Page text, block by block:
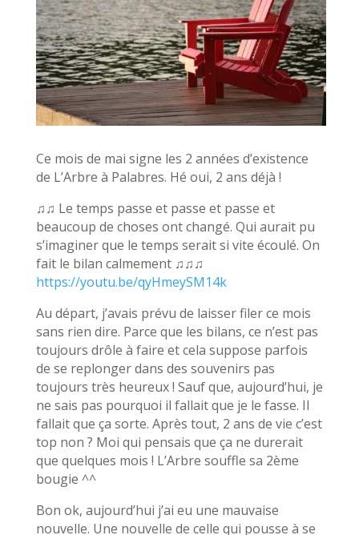
Ce mois de mai signe les 2 années d’existence
de L’Arbre à Palabres. Hé oui, 2 ans déjà !
♫♫ Le temps passe et passe et passe et
beaucoup de choses ont changé. Qui aurait pu
s’imaginer que le temps serait si vite écoulé. On
fait le bilan calmement ♫♫♫
https://youtu.be/qyHmeySM14k
Au départ, j’avais prévu de laisser filer ce mois
sans rien dire. Parce que les bilans, ce n’est pas
toujours drôle à faire et cela suppose parfois
de se replonger dans des souvenirs pas
toujours très heureux ! Sauf que, aujourd’hui, je
ne sais pas pourquoi il fallait que je le fasse. Il
fallait que ça sorte. Après tout, 2 ans de vie c’est
top non ? Moi qui pensais que ça ne durerait
que quelques mois ! L’Arbre souffle sa 2ème
bougie ^^
Bon ok, aujourd’hui j’ai eu une mauvaise
nouvelle. Une nouvelle de celle qui pousse à se